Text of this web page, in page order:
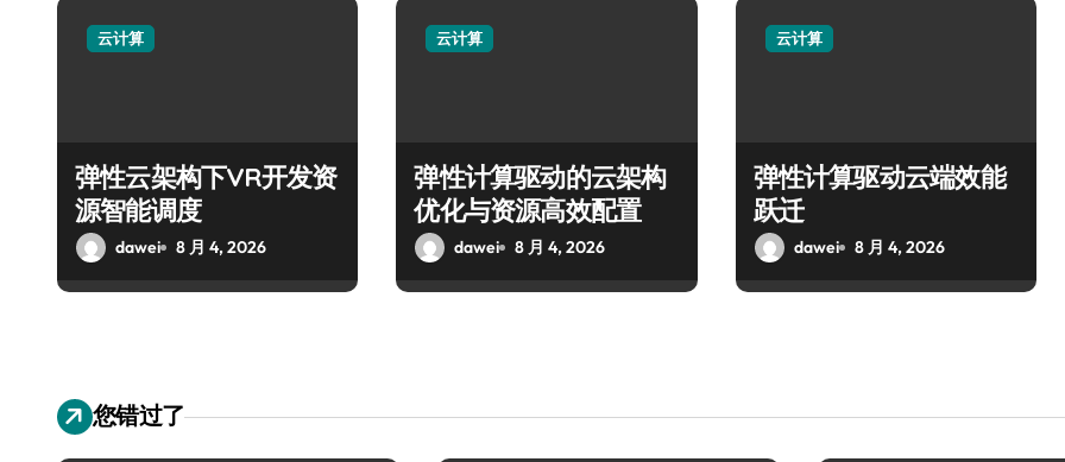
云计算
弹性云架构下VR开发资
源智能调度
dawei 8 月 4, 2026
云计算
弹性计算驱动的云架构
优化与资源高效配置
dawei 8 月 4, 2026
云计算
弹性计算驱动云端效能
跃迁
dawei 8 月 4, 2026
您错过了